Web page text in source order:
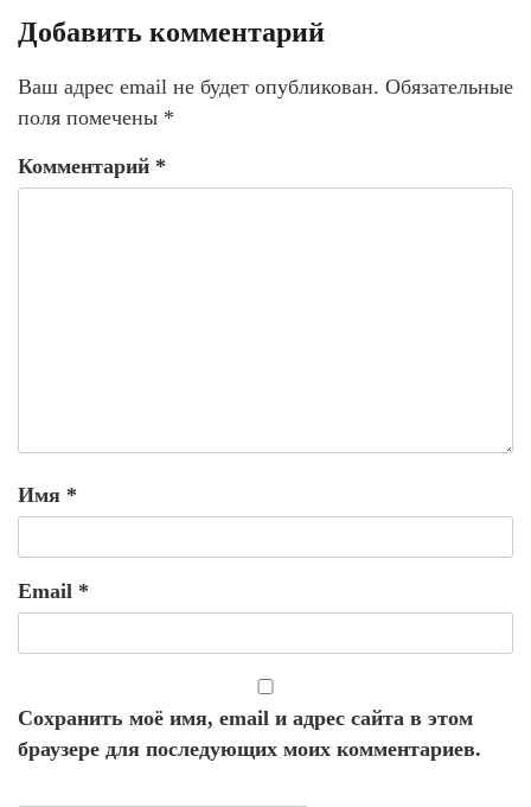
Добавить комментарий
Ваш адрес email не будет опубликован. Обязательные
поля помечены *
Комментарий *
Имя *
Email *
Сохранить моё имя, email и адрес сайта в этом
браузере для последующих моих комментариев.